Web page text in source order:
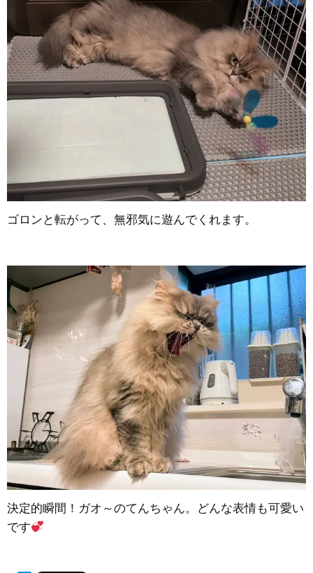
ゴロンと転がって、無邪気に遊んでくれます。
決定的瞬間！ガオ～のてんちゃん。どんな表情も可愛い
です